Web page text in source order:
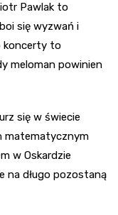
Pawlak to
się wyzwań i
koncerty to
meloman powinien
się w świecie
matematycznym
w Oskardzie
na długo pozostaną